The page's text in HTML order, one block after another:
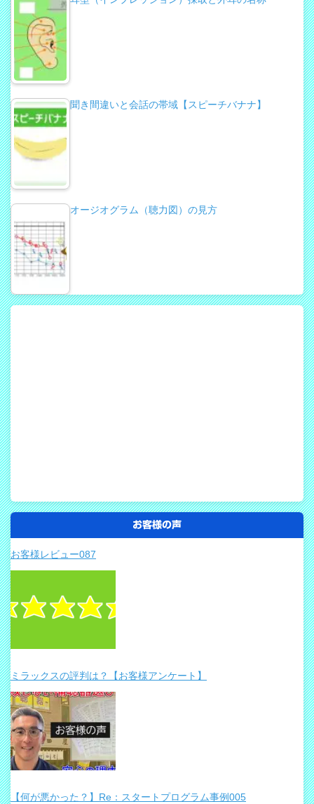
聞き間違いと会話の帯域【スピーチバナナ】
オージオグラム（聴力図）の見方
お客様の声
お客様レビュー087
ミラックスの評判は？【お客様アンケート】
【何が悪かった？】Re：スタートプログラム事例005